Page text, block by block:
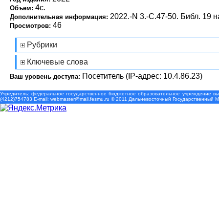
Объем: 4с.
Дополнительная информация: 2022.-N 3.-С.47-50. Библ. 19
Просмотров: 46
Рубрики
Ключевые слова
Ваш уровень доступа: Посетитель (IP-адрес: 10.4.86.23)
Учредитель: федеральное государственное бюджетное образовательное учреждение
(4212)754783 Е-mail: webmaster@mail.fesmu.ru © 2011 Дальневосточный Государственный